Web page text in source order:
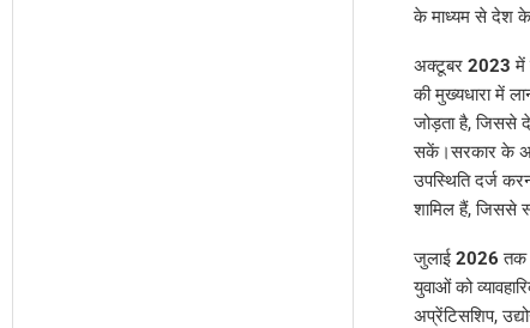
के माध्यम से देश
अक्टूबर 2023 में
की मुख्यधारा में
जोड़ता है, जिससे
सकें।सरकार के
उपस्थिति दर्ज
शामिल हैं, जिससे
जुलाई 2026 तक
युवाओं को
अप्रेंटिसशिप,